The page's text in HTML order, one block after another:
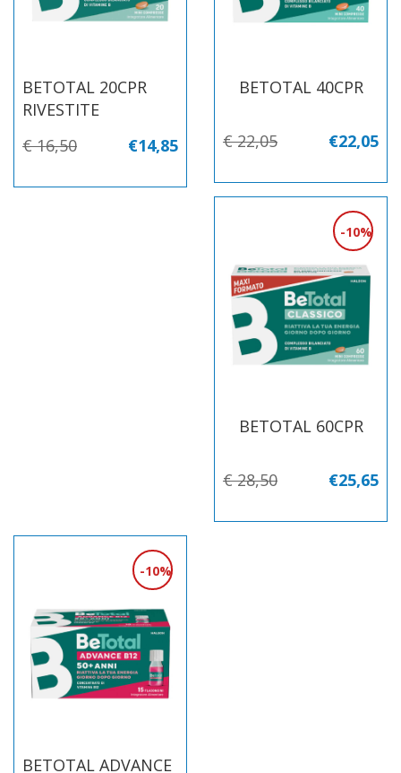
BETOTAL 20CPR
RIVESTITE
€ 16,50 €14,85
BETOTAL 40CPR
€22,05
€ 22,05
BETOTAL 60CPR
10%
€ 28,50 €25,65
BETOTAL ADVANCE
10%